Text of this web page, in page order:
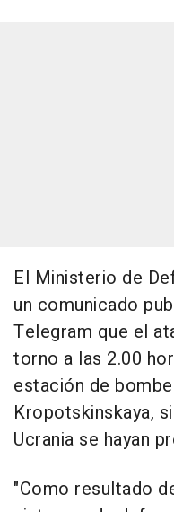
El Ministerio de
un comunicado
Telegram que el
torno a las 2.00
estación de
Kropotskinskaya,
Ucrania se hayan
"Como resultado